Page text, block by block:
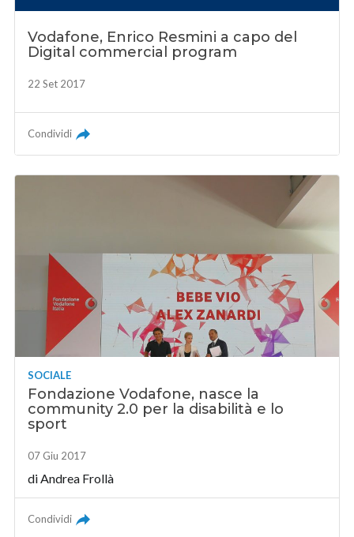
Vodafone, Enrico Resmini a capo del
Digital commercial program
22 Set 2017
Condividi
SOCIALE
Fondazione Vodafone, nasce la
community 2.0 per la disabilità e lo
sport
07 Giu 2017
di Andrea Frollà
Condividi